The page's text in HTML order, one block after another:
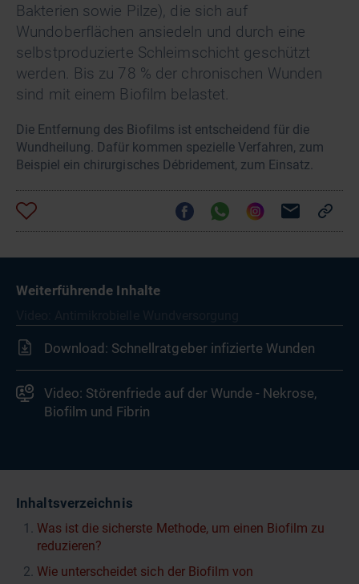
Bakterien sowie Pilze), die sich auf
Wundoberflächen ansiedeln und durch eine
selbstproduzierte Schleimschicht geschützt
werden. Bis zu 78 % der chronischen Wunden
sind mit einem Biofilm belastet.
Die Entfernung des Biofilms ist entscheidend für die
Wundheilung. Dafür kommen spezielle Verfahren, zum
Beispiel ein chirurgisches Débridement, zum Einsatz.
Inhaltsverzeichnis
Was ist die sicherste Methode, um einen Biofilm zu
reduzieren?
Wie unterscheidet sich der Biofilm von
Weiterführende Inhalte
Download: Schnellratgeber infizierte Wunden
Video: Störenfriede auf der Wunde - Nekrose,
Biofilm und Fibrin